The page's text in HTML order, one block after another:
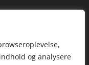
og analysere